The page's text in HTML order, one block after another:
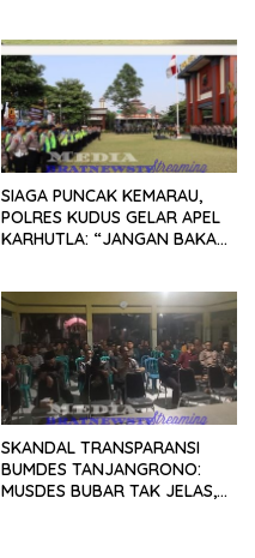
SIAGA PUNCAK KEMARAU,
POLRES KUDUS GELAR APEL
KARHUTLA: “JANGAN BAKAR
SKANDAL TRANSPARANSI
BUMDES TANJANGRONO:
MUSDES BUBAR TAK JELAS,